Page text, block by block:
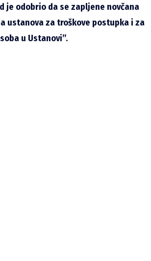
je odobrio da se zapljene novčana
ustanova za troškove postupka i za
u Ustanovi”.